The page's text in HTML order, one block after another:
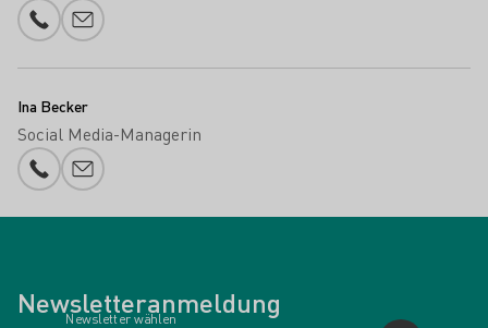
Telefonnummer
E-Mail-Adresse
Ina Becker
Social Media-Managerin
Telefonnummer
E-Mail-Adresse
Newsletteranmeldung
Newsletter wählen